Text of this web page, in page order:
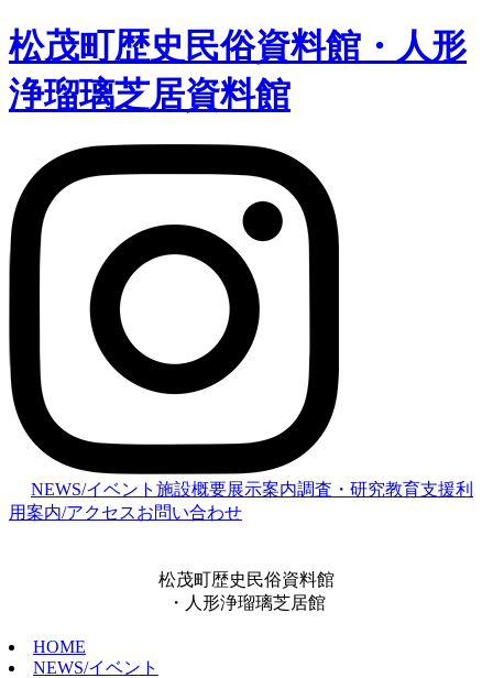
松茂町歴史民俗資料館・人形
浄瑠璃芝居資料館
NEWS/イベント 施設概要展示案内調査・研究教育支援利
用案内/アクセスお問い合わせ
松茂町歴史民俗資料館
・人形浄瑠璃芝居館
HOME
NEWS/イベント